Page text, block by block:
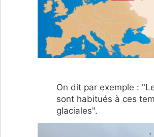
On dit par exemple :
sont habitués à ces
glaciales".